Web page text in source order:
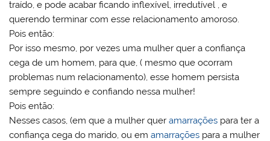
traído, e pode acabar ficando inflexível, irredutível , e
querendo terminar com esse relacionamento amoroso.
Pois então:
Por isso mesmo, por vezes uma mulher quer a confiança
cega de um homem, para que, ( mesmo que ocorram
problemas num relacionamento), esse homem persista
sempre seguindo e confiando nessa mulher!
Pois então:
Nesses casos, (em que a mulher queramarrações para ter a
confiança cega do marido, ou emamarrações para a mulher